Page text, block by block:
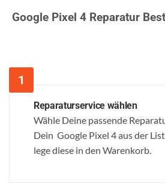
Google Pixel 4 Reparatur
Reparaturservice wählen
Wähle Deine passende
Dein Google Pixel 4 aus der
lege diese in den Warenkorb.